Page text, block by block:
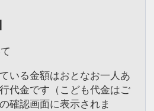
いる金額はおとなお一人あ
代金です（こども代金はご
確認画面に表示されま